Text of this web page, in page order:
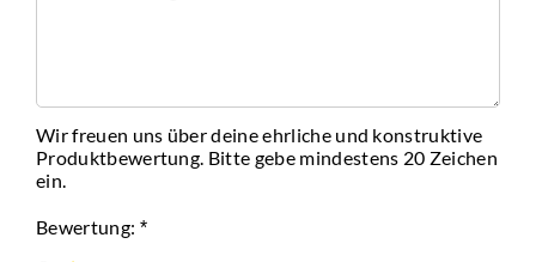
Wir freuen uns über deine ehrliche und konstruktive
Produktbewertung. Bitte gebe mindestens 20 Zeichen
ein.
Bewertung: